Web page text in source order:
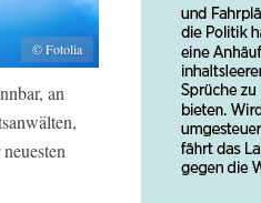
© Fotolia
an